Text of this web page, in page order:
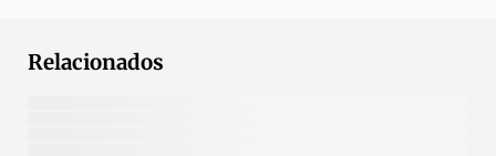
Relacionados